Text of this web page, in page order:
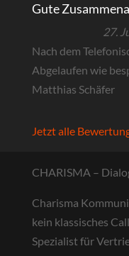
Gute
27.
Nach dem
Abgelaufen wie
Matthias Schäfer
Jetzt alle
CHARISMA –
Charisma
kein klassisches
Spezialist für